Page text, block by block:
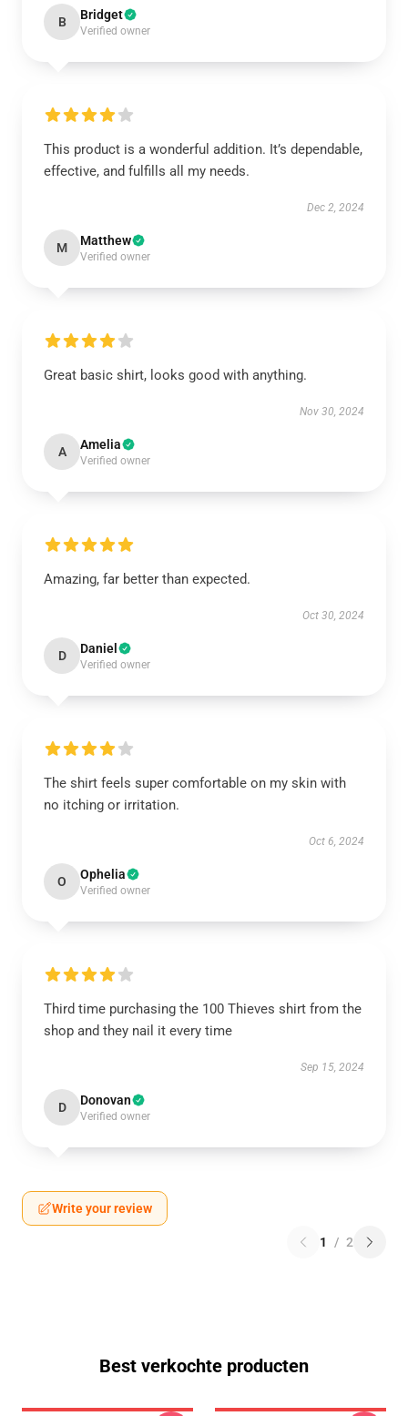
B Bridget
Verified owner
This product is a wonderful addition. It’s dependable,
effective, and fulfills all my needs.
Dec 2, 2024
M Matthew
Verified owner
Great basic shirt, looks good with anything.
Nov 30, 2024
A Amelia
Verified owner
Amazing, far better than expected.
Oct 30, 2024
D Daniel
Verified owner
The shirt feels super comfortable on my skin with
no itching or irritation.
Oct 6, 2024
O Ophelia
Verified owner
Third time purchasing the 100 Thieves shirt from the
shop and they nail it every time
Sep 15, 2024
D Donovan
Verified owner
Write your review
1 / 2
Best verkochte producten